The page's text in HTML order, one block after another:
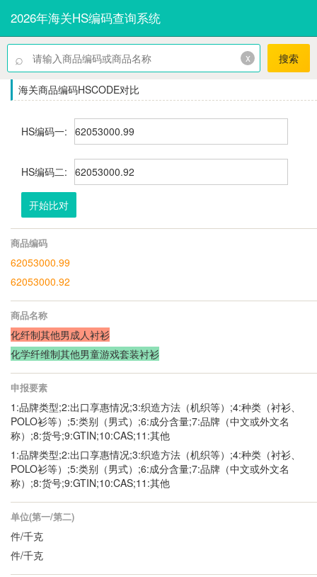
2026年海关HS编码查询系统
⌕ x 搜索
海关商品编码HSCODE对比
HS编码一:
HS编码二:
开始比对
商品编码
62053000.99
62053000.92
商品名称
化纤制其他男成人衬衫
化学纤维制其他男童游戏套装衬衫
申报要素
1:品牌类型;2:出口享惠情况;3:织造方法（机织等）;4:种类（衬衫、
POLO衫等）;5:类别（男式）;6:成分含量;7:品牌（中文或外文名
称）;8:货号;9:GTIN;10:CAS;11:其他
1:品牌类型;2:出口享惠情况;3:织造方法（机织等）;4:种类（衬衫、
POLO衫等）;5:类别（男式）;6:成分含量;7:品牌（中文或外文名
称）;8:货号;9:GTIN;10:CAS;11:其他
单位(第一/第二)
件/千克
件/千克